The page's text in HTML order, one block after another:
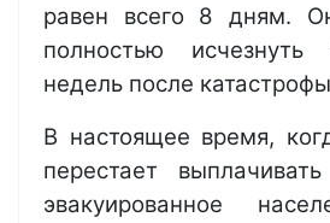
равен всего 8 дням.
полностью исчезнуть
недель после
В настоящее время,
перестает
эвакуированное